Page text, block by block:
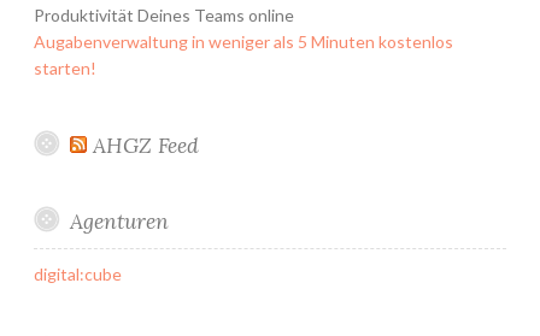
Produktivität Deines Teams online
Augabenverwaltung in weniger als 5 Minuten kostenlos
starten!
AHGZ Feed
Agenturen
digital:cube